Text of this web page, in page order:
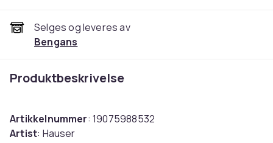
Selges og leveres av
Bengans
Produktbeskrivelse
Artikkelnummer: 19075988532
Artist: Hauser